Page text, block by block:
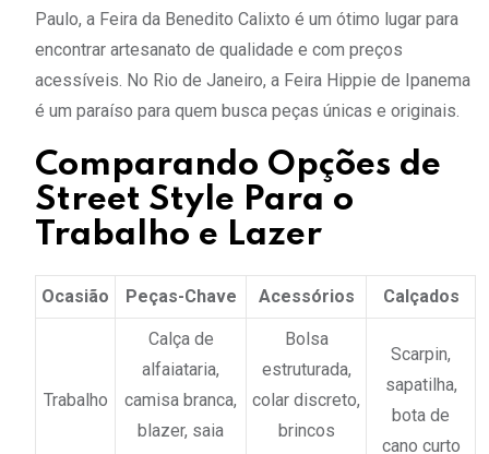
Paulo, a Feira da Benedito Calixto é um ótimo lugar para
encontrar artesanato de qualidade e com preços
acessíveis. No Rio de Janeiro, a Feira Hippie de Ipanema
é um paraíso para quem busca peças únicas e originais.
Comparando Opções de
Street Style Para o
Trabalho e Lazer
Ocasião Peças-Chave Acessórios Calçados
Trabalho
Calça de
alfaiataria,
camisa branca,
blazer, saia
Bolsa
estruturada,
colar discreto,
brincos
Scarpin,
sapatilha,
bota de
cano curto